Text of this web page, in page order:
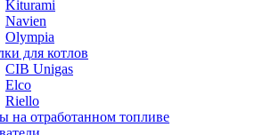
Kiturami
Navien
Olympia
для котлов
CIB Unigas
Elco
Riello
на отработанном топливе